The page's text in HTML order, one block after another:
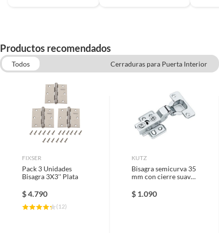
Productos recomendados
Todos
Cerraduras para Puerta Interior
FIXSER
Pack 3 Unidades
Bisagra 3X3'' Plata
$4.790
( 12)
KUTZ
Bisagra semicurva 35
mm con cierre suave
tornillos
$ 1.090